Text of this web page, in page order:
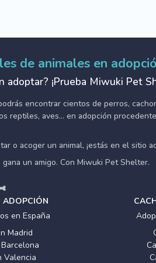
de animales en
adoptar? ¡Prueba Miwuki Pet
encontrar cientos de perros,
reptiles, aves... en adopción
o acoger un animal, ¡estás en el sitio
gana un amigo. Con Miwuki Pet Shelter.
ADOPCIÓN
en España
Madrid
Valencia